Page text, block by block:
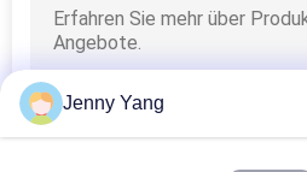
Peltier
Bad
Jenny Yang